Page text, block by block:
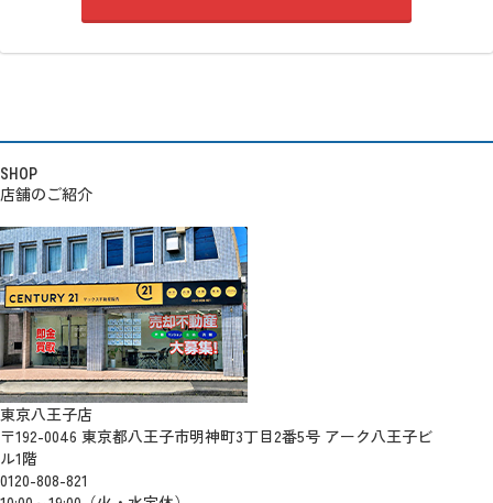
SHOP
店舗のご紹介
東京八王子店
〒192-0046 東京都八王子市明神町3丁目2番5号 アーク八王子ビ
ル1階
0120-808-821